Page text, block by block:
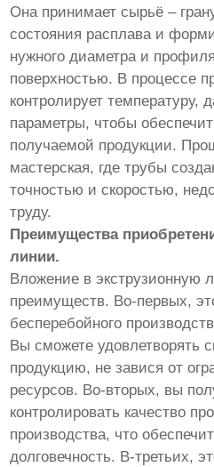
Она принимает сырьё –
состояния расплава и
нужного диаметра и
поверхностью. В процессе
контролирует температуру,
параметры, чтобы
получаемой продукции.
мастерская, где трубы
точностью и скоростью,
труду.
Преимущества
линии.
Вложение в экструзионную
преимуществ. Во-первых,
бесперебойного
Вы сможете удовлетворять
продукцию, не завися от
ресурсов. Во-вторых, вы
контролировать качество
производства, что
долговечность. В-третьих,